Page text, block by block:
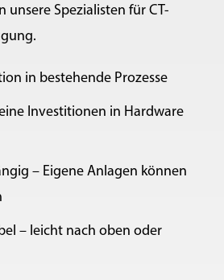
unsere Spezialisten für CT-
in bestehende Prozesse
Investitionen in Hardware
– Eigene Anlagen können
– leicht nach oben oder